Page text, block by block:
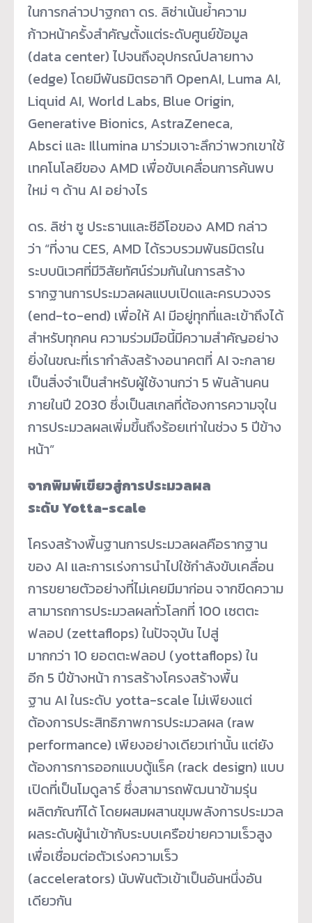
ในการกล่าวปาฐกถา ดร. ลิซ่าเน้นย้ำความ
ก้าวหน้าครั้งสำคัญตั้งแต่ระดับศูนย์ข้อมูล
(data center) ไปจนถึงอุปกรณ์ปลายทาง
(edge) โดยมีพันธมิตรอาทิ OpenAI, Luma AI,
Liquid AI, World Labs, Blue Origin,
Generative Bionics, AstraZeneca,
Absci และ Illumina มาร่วมเจาะลึกว่าพวกเขาใช้
เทคโนโลยีของ AMD เพื่อขับเคลื่อนการค้นพบ
ใหม่ ๆ ด้าน AI อย่างไร
ดร. ลิซ่า ซู ประธานและซีอีโอของ AMD กล่าว
ว่า “ที่งาน CES, AMD ได้รวบรวมพันธมิตรใน
ระบบนิเวศที่มีวิสัยทัศน์ร่วมกันในการสร้าง
รากฐานการประมวลผลแบบเปิดและครบวงจร
(end-to-end) เพื่อให้ AI มีอยู่ทุกที่และเข้าถึงได้
สำหรับทุกคน ความร่วมมือนี้มีความสำคัญอย่าง
ยิ่งในขณะที่เรากำลังสร้างอนาคตที่ AI จะกลาย
เป็นสิ่งจำเป็นสำหรับผู้ใช้งานกว่า 5 พันล้านคน
ภายในปี 2030 ซึ่งเป็นสเกลที่ต้องการความจุใน
การประมวลผลเพิ่มขึ้นถึงร้อยเท่าในช่วง 5 ปีข้าง
หน้า”
จากพิมพ์เขียวสู่การประมวลผล
ระดับYotta-scale
โครงสร้างพื้นฐานการประมวลผลคือรากฐาน
ของ AI และการเร่งการนำไปใช้กำลังขับเคลื่อน
การขยายตัวอย่างที่ไม่เคยมีมาก่อน จากขีดความ
สามารถการประมวลผลทั่วโลกที่ 100 เซตตะ
ฟลอป (zettaflops) ในปัจจุบัน ไปสู่
มากกว่า 10 ยอตตะฟลอป (yottaflops) ใน
อีก 5 ปีข้างหน้า การสร้างโครงสร้างพื้น
ฐาน AI ในระดับ yotta-scale ไม่เพียงแต่
ต้องการประสิทธิภาพการประมวลผล (raw
performance) เพียงอย่างเดียวเท่านั้น แต่ยัง
ต้องการการออกแบบตู้แร็ค (rack design) แบบ
เปิดที่เป็นโมดูลาร์ ซึ่งสามารถพัฒนาข้ามรุ่น
ผลิตภัณฑ์ได้ โดยผสมผสานขุมพลังการประมวล
ผลระดับผู้นำเข้ากับระบบเครือข่ายความเร็วสูง
เพื่อเชื่อมต่อตัวเร่งความเร็ว
(accelerators) นับพันตัวเข้าเป็นอันหนึ่งอัน
เดียวกัน